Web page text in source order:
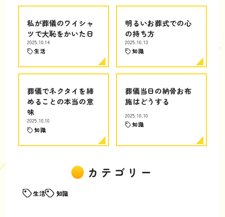
私が葬儀のワイシャ
ツで大恥をかいた日
2025.10.14
生活
明るいお葬式での心
の持ち方
2025.10.13
知識
葬儀でネクタイを締
めることの本当の意
味
2025.10.10
知識
葬儀当日の納骨お布
施はどうする
2025.10.10
知識
カテゴリー
生活 知識